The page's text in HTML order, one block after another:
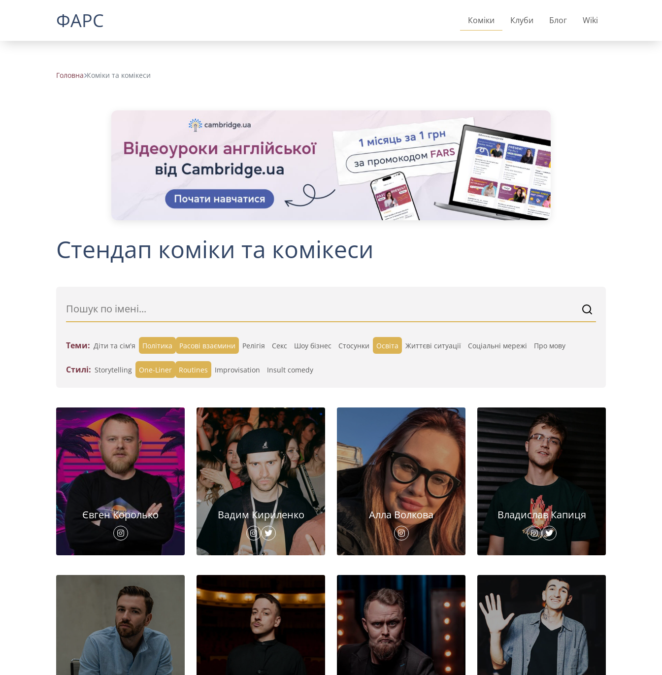
ФАРС Коміки Клуби Блог Wiki
Головна Коміки та комікеси
Стендап коміки та комікеси
Теми: Діти та сім'я Політика Расові взаємини Релігія Секс Шоу бізнес Стосунки Освіта Життєві ситуації Cоціальні мережі Про мову
Стилі: Storytelling One-Liner Routines Improvisation Insult comedy
Євген Королько Вадим Кириленко Алла Волкова Владислав Капиця